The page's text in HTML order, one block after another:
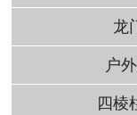
龙
户
四棱